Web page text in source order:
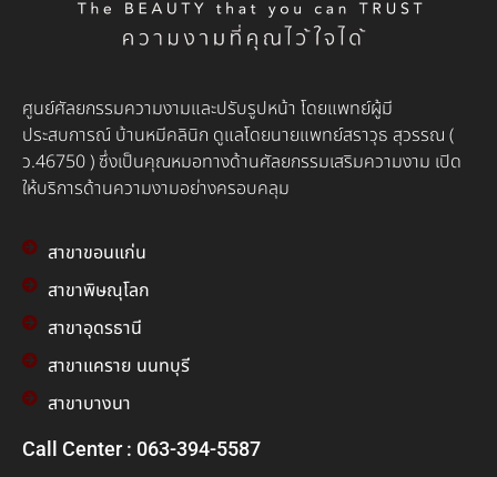
ศูนย์ศัลยกรรมความงามและปรับรูปหน้า โดยแพทย์ผู้มี
ประสบการณ์ บ้านหมีคลินิก ดูแลโดยนายแพทย์สราวุธ สุวรรณ (
ว.46750 ) ซึ่งเป็นคุณหมอทางด้านศัลยกรรมเสริมความงาม เปิด
ให้บริการด้านความงามอย่างครอบคลุม
สาขาขอนแก่น
สาขาพิษณุโลก
สาขาอุดรธานี
สาขาแคราย นนทบุรี
สาขาบางนา
Call Center : 063-394-5587